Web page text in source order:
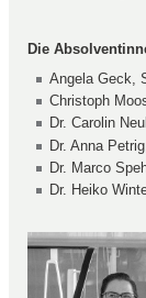
Die
Angela Geck,
Christoph
Dr. Carolin
Dr. Anna
Dr. Marco
Dr. Heiko